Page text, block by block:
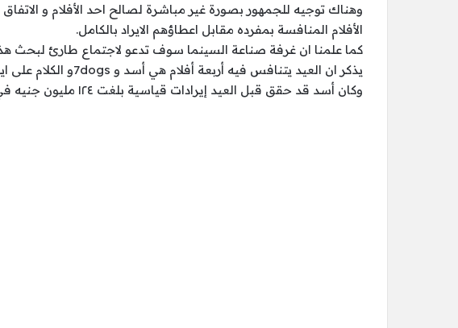
وهناك توجيه للجمهور بصورة غير مباشرة لصالح احد الأفلام و
الأفلام المنافسة بمفرده مقابل اعطاؤهم الايراد بالكامل.
كما علمنا ان غرفة صناعة السينما سوف تدعو لاجتماع طارئ لبحث
يذكر ان العيد يتنافس فيه أربعة أفلام هي أسد و 7dogsو الكلام على ايه و إذما.
وكان أسد قد حقق قبل العيد إيرادات قياسية بلغت ١٢٤ مليون جنيه في مصر والوطن العربي.